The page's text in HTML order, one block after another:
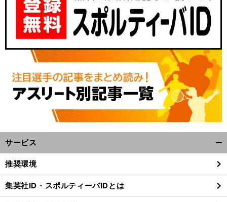
サービス
閉
る
推奨環境
集英社ID・スポルティーバIDとは